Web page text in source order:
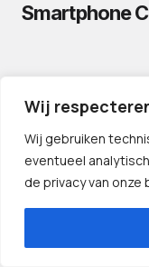
Wij
Wij gebruiken
eventueel
de privacy van onze
Smartphone
CONTACT
©️ 2024 —